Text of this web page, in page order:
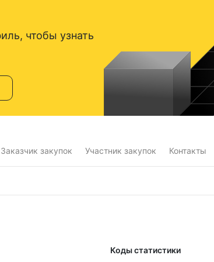
чтобы узнать
Заказчик закупок Участник закупок Контакты
Коды статистики